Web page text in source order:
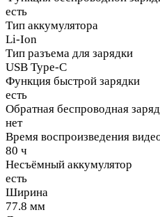
есть
Тип аккумулятора
Li-Ion
Тип разъема для зарядки
USB Type-C
Функция быстрой зарядки
есть
Обратная беспроводная
нет
Время воспроизведения
80 ч
Несъёмный аккумулятор
есть
Ширина
77.8 мм